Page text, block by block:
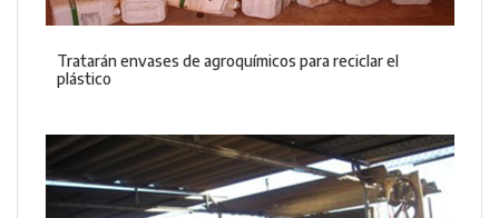
Tratarán envases de agroquímicos para reciclar el
plástico